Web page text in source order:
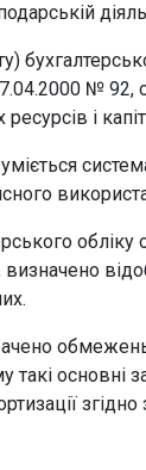
№ 92,
і
обліку
основні